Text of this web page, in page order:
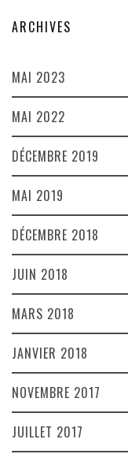
ARCHIVES
MAI 2023
MAI 2022
DÉCEMBRE 2019
MAI 2019
DÉCEMBRE 2018
JUIN 2018
MARS 2018
JANVIER 2018
NOVEMBRE 2017
JUILLET 2017